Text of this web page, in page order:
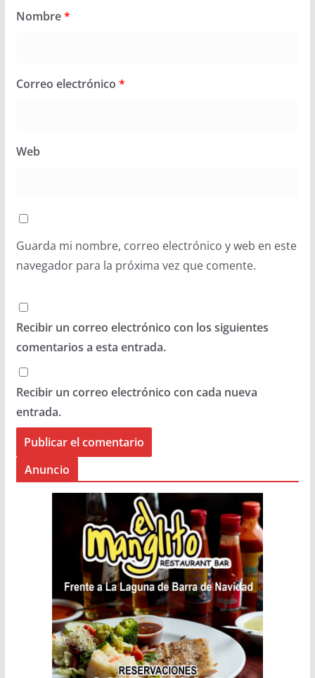
Nombre*
Correo electrónico *
Web
Guarda mi nombre, correo electrónico y web en este
navegador para la próxima vez que comente.
Recibir un correo electrónico con los siguientes
comentarios a esta entrada.
Recibir un correo electrónico con cada nueva
entrada.
Anuncio